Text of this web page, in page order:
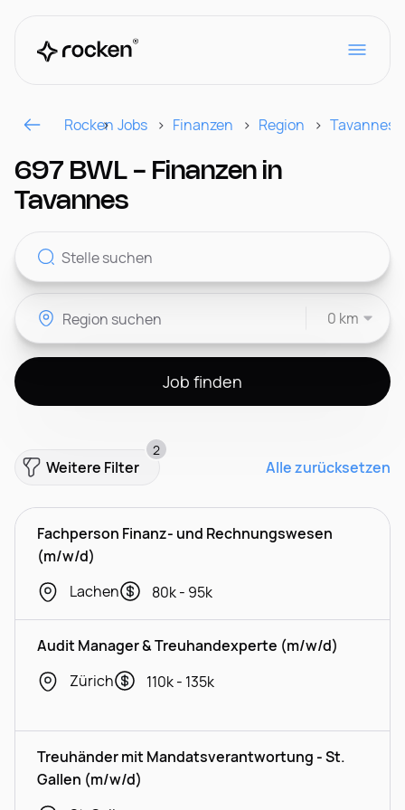
Für Arbeitgeber
Kontakt
CH
Rocken Jobs Finanzen Region Tavannes
697 BWL - Finanzen in
Tavannes
0 km
Job finden
Weitere Filter
2
Alle zurücksetzen
Fachperson Finanz- und Rechnungswesen
(m/w/d)
Lachen
80k - 95k
Audit Manager & Treuhandexperte (m/w/d)
Zürich
110k - 135k
Treuhänder mit Mandatsverantwortung - St.
Gallen (m/w/d)